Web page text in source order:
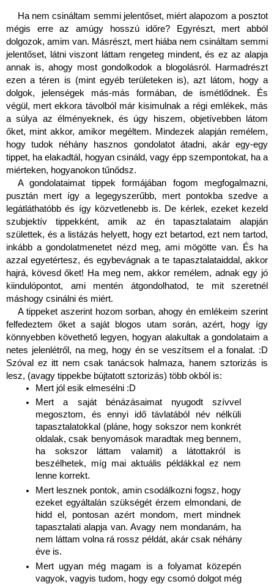
Ha nem csináltam semmi jelentőset, miért alapozom a posztot
mégis erre az amúgy hosszú időre? Egyrészt, mert abból
dolgozok, amim van. Másrészt, mert hiába nem csináltam semmi
jelentőset, látni viszont láttam rengeteg mindent, és ez az alapja
annak is, ahogy most gondolkodok a blogolásról. Harmadrészt
ezen a téren is (mint egyéb területeken is), azt látom, hogy a
dolgok, jelenségek más-más formában, de ismétlődnek. És
végül, mert ekkora távolból már kisimulnak a régi emlékek, más
a súlya az élményeknek, és úgy hiszem, objetívebben látom
őket, mint akkor, amikor megéltem. Mindezek alapján remélem,
hogy tudok néhány hasznos gondolatot átadni, akár egy-egy
tippet, ha elakadtál, hogyan csináld, vagy épp szempontokat, ha a
miérteken, hogyanokon tűnődsz.
A gondolataimat tippek formájában fogom megfogalmazni,
pusztán mert így a legegyszerűbb, mert pontokba szedve a
legátláthatóbb és így közvetlenebb is. De kérlek, ezeket kezeld
szubjektív tippekként, amik az én tapasztalataim alapján
születtek, és a listázás helyett, hogy ezt betartod, ezt nem tartod,
inkább a gondolatmenetet nézd meg, ami mögötte van. És ha
azzal egyetértesz, és egybevágnak a te tapasztalataiddal, akkor
hajrá, kövesd őket! Ha meg nem, akkor remélem, adnak egy jó
kiindulópontot, ami mentén átgondolhatod, te mit szeretnél
máshogy csinálni és miért.
A tippeket aszerint hozom sorban, ahogy én emlékeim szerint
felfedeztem őket a saját blogos utam során, azért, hogy így
könnyebben követhető legyen, hogyan alakultak a gondolataim a
netes jelenlétről, na meg, hogy én se veszítsem el a fonalat. :D
Szóval ez itt nem csak tanácsok halmaza, hanem sztorizás is
lesz, (avagy tippekbe bújtatott sztorizás) több okból is:
Mert jól esik elmesélni :D
Mert a saját bénázásaimat nyugodt szívvel
megosztom, és ennyi idő távlatából név nélküli
tapasztalatokkal (pláne, hogy sokszor nem konkrét
oldalak, csak benyomások maradtak meg bennem,
ha sokszor láttam valamit) a látottakról is
beszélhetek, míg mai aktuális példákkal ez nem
lenne korrekt.
Mert lesznek pontok, amin csodálkozni fogsz, hogy
ezeket egyáltalán szükségét érzem elmondani, de
hidd el, pontosan azért mondom, mert mindnek
tapasztalati alapja van. Avagy nem mondanám, ha
nem láttam volna rá rossz példát, akár csak néhány
éve is.
Mert ugyan még magam is a folyamat közepén
vagyok, vagyis tudom, hogy egy csomó dolgot még